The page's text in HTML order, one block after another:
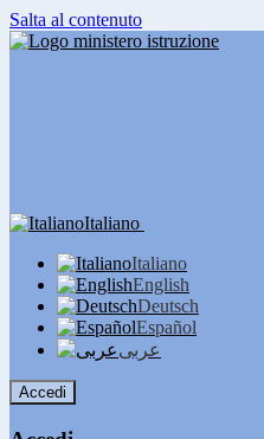
Salta al contenuto
Italiano
Italiano
English
Deutsch
Español
عربى
Accedi